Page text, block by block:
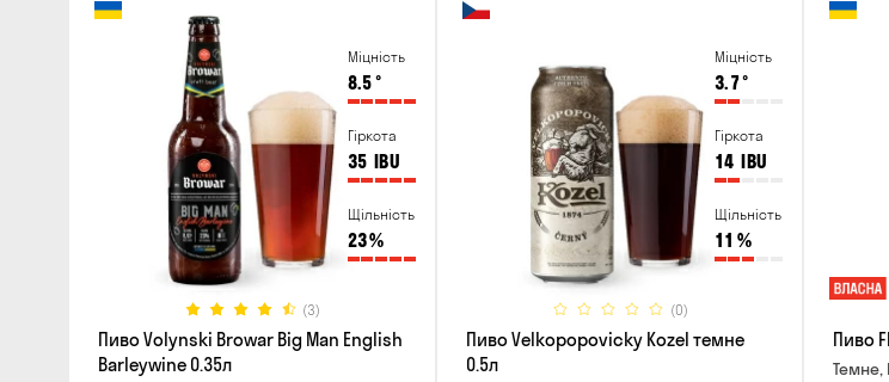
Міцність
8.5°
Гіркота
35 IBU
Щільність
23%
(3)
Пиво Volynski Browar Big Man English
Barleywine 0.35л
Міцність
3.7°
Гіркота
14 IBU
Щільність
11 %
(0)
Пиво Velkopopovicky Kozel темне
0.5л
Пиво
Темне,